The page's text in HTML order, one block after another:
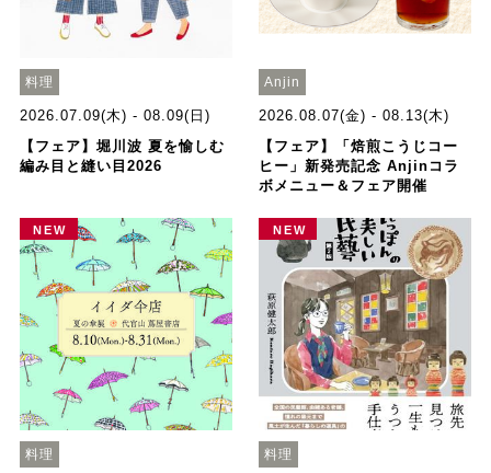
料理
2026.07.09(木) - 08.09(日)
【フェア】堀川波 夏を愉しむ
編み目と縫い目2026
Anjin
2026.08.07(金) - 08.13(木)
【フェア】「焙煎こうじコー
ヒー」新発売記念 Anjinコラ
ボメニュー＆フェア開催
NEW
料理
NEW
料理